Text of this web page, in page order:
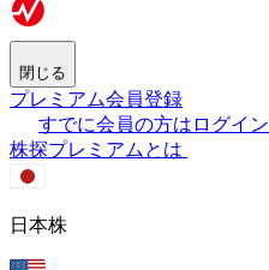
閉じる
プレミアム会員登録
すでに会員の方はログイン
株探プレミアムとは
日本株